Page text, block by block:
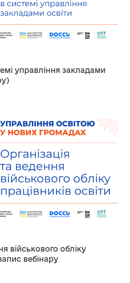
управління закладами
військового обліку
вебінару